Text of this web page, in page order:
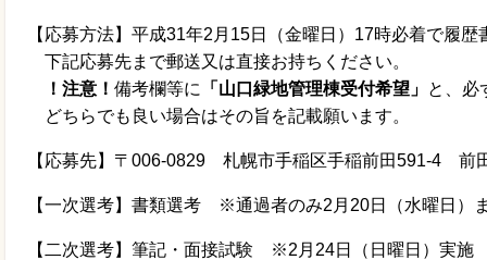
【応募方法】平成31年2月15日（金曜日）17時必着で履歴
下記応募先まで郵送又は直接お持ちください。
！注意！ 備考欄等に 「山口緑地管理棟受付希望」 と、必
どちらでも良い場合はその旨を記載願います。
【応募先】〒006-0829 札幌市手稲区手稲前田591-4 前
【一次選考】書類選考 ※通過者のみ2月20日（水曜日）
【二次選考】筆記・面接試験 ※2月24日（日曜日）実